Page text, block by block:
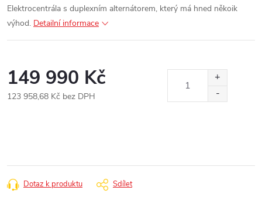
Elektrocentrála s duplexním alternátorem, který má hned někoik
výhod. Detailní informace
149 990 Kč
123 958,68 Kč bez DPH
Dotaz k produktu Sdílet